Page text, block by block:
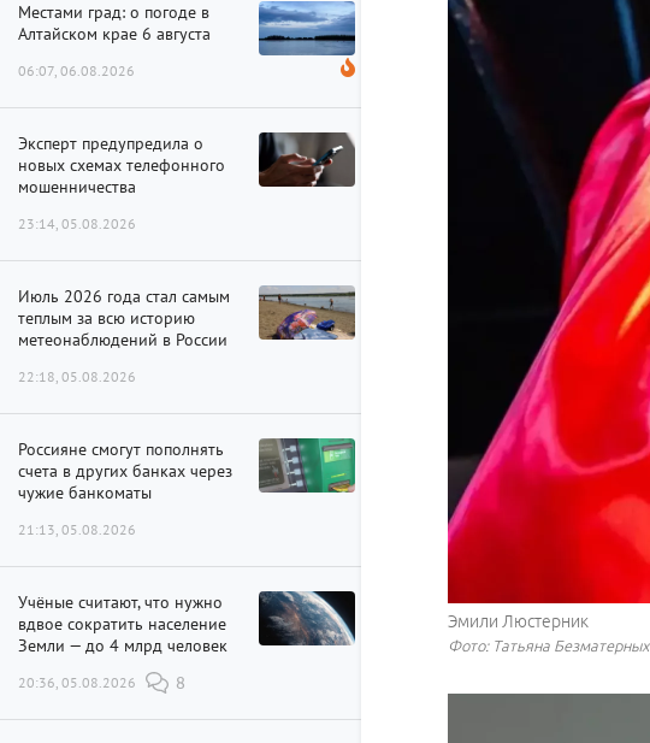
Местами град: о погоде в
Алтайском крае 6 августа
06:07, 06.08.2026
Эксперт предупредила о
новых схемах телефонного
мошенничества
23:14, 05.08.2026
Июль 2026 года стал самым
теплым за всю историю
метеонаблюдений в России
22:18, 05.08.2026
Россияне смогут пополнять
счета в других банках через
чужие банкоматы
21:13, 05.08.2026
Учёные считают, что нужно
вдвое сократить население
Земли — до 4 млрд человек
20:36, 05.08.2026 8
Эмили Люстерник
Фото: Татьяна Безматерных